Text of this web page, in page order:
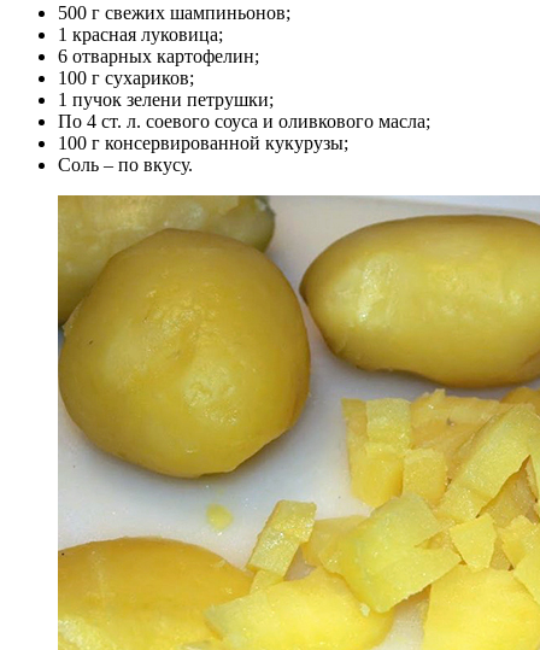
500 г свежих шампиньонов;
1 красная луковица;
6 отварных картофелин;
100 г сухариков;
1 пучок зелени петрушки;
По 4 ст. л. соевого соуса и оливкового масла;
100 г консервированной кукурузы;
Соль – по вкусу.